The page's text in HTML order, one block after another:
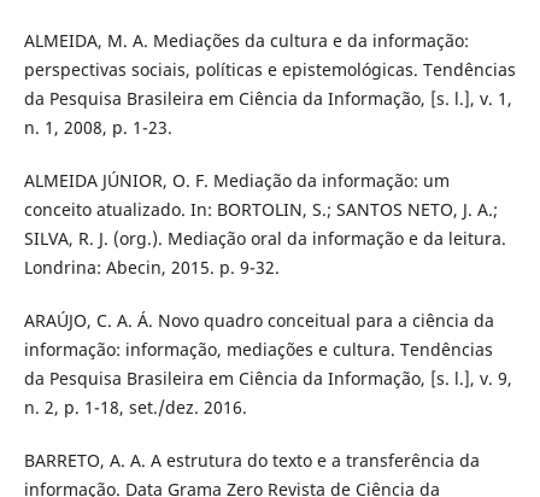
ALMEIDA, M. A. Mediações da cultura e da informação:
perspectivas sociais, políticas e epistemológicas. Tendências
da Pesquisa Brasileira em Ciência da Informação, [s. l.], v. 1,
n. 1, 2008, p. 1-23.
ALMEIDA JÚNIOR, O. F. Mediação da informação: um
conceito atualizado. In: BORTOLIN, S.; SANTOS NETO, J. A.;
SILVA, R. J. (org.). Mediação oral da informação e da leitura.
Londrina: Abecin, 2015. p. 9-32.
ARAÚJO, C. A. Á. Novo quadro conceitual para a ciência da
informação: informação, mediações e cultura. Tendências
da Pesquisa Brasileira em Ciência da Informação, [s. l.], v. 9,
n. 2, p. 1-18, set./dez. 2016.
BARRETO, A. A. A estrutura do texto e a transferência da
informação. Data Grama Zero Revista de Ciência da